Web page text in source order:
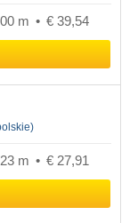
m € 39,54
m € 27,91